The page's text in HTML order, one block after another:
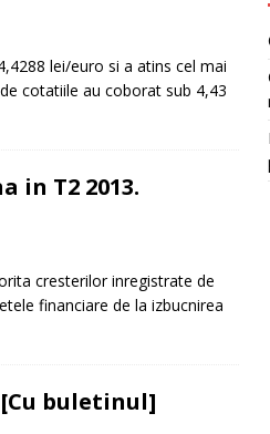
lei/euro si a atins cel mai
cotatiile au coborat sub 4,43
in T2 2013.
cresterilor inregistrate de
financiare de la izbucnirea
buletinul]